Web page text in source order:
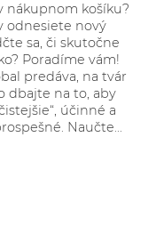
nákupnom košíku?
odnesiete nový
sa, či skutočne
Poradíme vám!
predáva, na tvár
dbajte na to, aby
účinné a
Naučte...